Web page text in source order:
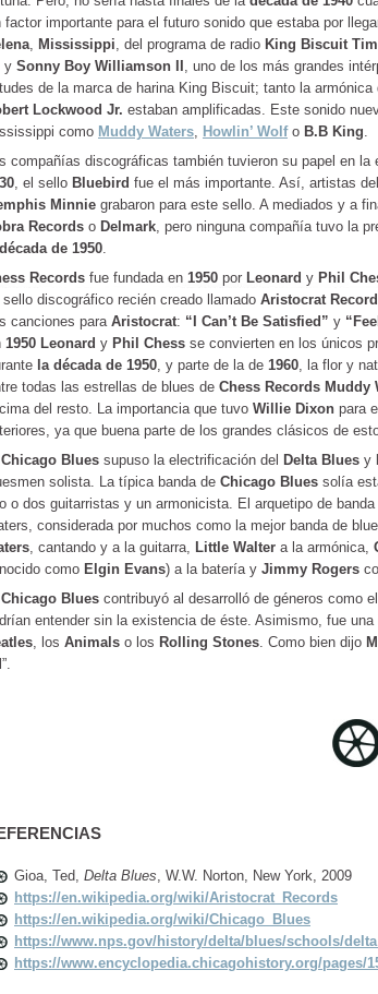
factor importante para el futuro sonido que estaba por
, Mississippi, del programa de radio King Biscuit
y Sonny Boy Williamson II , uno de los más grandes
de la marca de harina King Biscuit; tanto la armónica
Lockwood Jr. estaban amplificadas. Este sonido
como Muddy Waters, Howlin’ Wolfo B.B King.
compañías discográficas también tuvieron su papel en la
, el sello Bluebird fue el más importante. Así, artistas
Minnie grabaron para este sello. A mediados y a
Records o Delmark, pero ninguna compañía tuvo la
década de 1950.
Records fue fundada en 1950 por Leonard y Phil
sello discográfico recién creado llamado Aristocrat
canciones para Aristocrat: “I Can’t Be Satisfied” y
1950 Leonard y Phil Chess se convierten en los únicos
la década de 1950, y parte de la de 1960, la flor y
todas las estrellas de blues de Chess Records Muddy
del resto. La importancia que tuvo Willie Dixon para
ya que buena parte de los grandes clásicos de
Chicago Blues supuso la electrificación del Delta Blues y
solista. La típica banda de Chicago Blues solía
o dos guitarristas y un armonicista. El arquetipo de
considerada por muchos como la mejor banda de
, cantando y a la guitarra, Little Walter a la armónica,
como Elgin Evans) a la batería y Jimmy Rogers
Chicago Blues contribuyó al desarrolló de géneros como el
entender sin la existencia de éste. Asimismo, fue
, los Animals o los Rolling Stones. Como bien dijo
Gioa, Ted, Delta Blues, W.W. Norton, New York, 2009
https://en.wikipedia.org/wiki/Aristocrat_Records
https://en.wikipedia.org/wiki/Chicago_Blues
https://www.nps.gov/history/delta/blues/schools/
https://www.encyclopedia.chicagohistory.org/pages/